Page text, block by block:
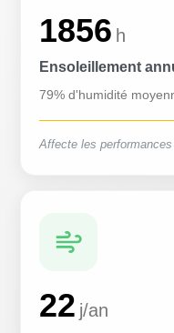
1856 h
Ensoleillement
79% d'humidité
Affecte les
22 j/an